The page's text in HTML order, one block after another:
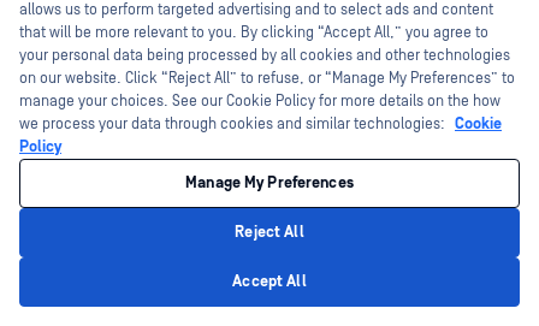
My OPSWAT Central Management 能否Central
Management 跨多个地点的部署？
集中式安全管理与安全监控之间有什么区别？
allows us to perform targeted advertising and to select ads and content
that will be more relevant to you. By clicking “Accept All,” you agree to
your personal data being processed by all cookies and other technologies
on our website. Click “Reject All” to refuse, or “Manage My Preferences” to
manage your choices. See our Cookie Policy for more details on the how
we process your data through cookies and similar technologies: Cookie
Policy
Manage My Preferences
Reject All
Accept All